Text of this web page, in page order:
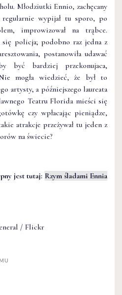
Młodziutki Ennio, zachęcany
regularnie wypijał tu sporo, po
improwizował na trąbce.
się policja; podobno raz jedna z
postanowiła udawać
być bardziej przekonujaca,
mogła wiedzieć, że był to
artysty, a późniejszego laureata
Teatru Florida mieści się
czy wpłacając pieniądze,
atrakcje przeżywał tu jeden z
na świecie?
jest tutaj: Rzym śladami Ennia
/ Flickr